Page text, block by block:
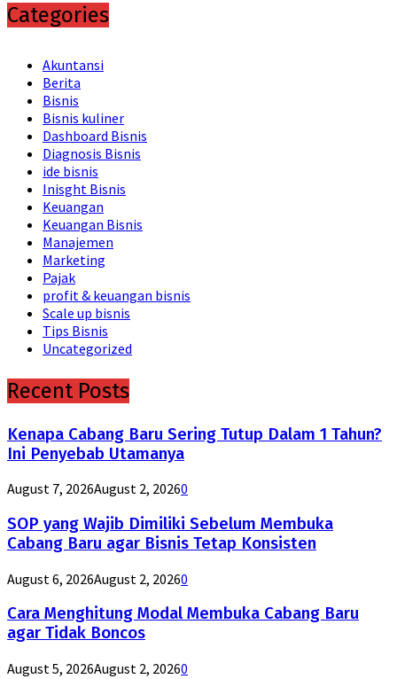
Categories
Akuntansi
Berita
Bisnis
Bisnis kuliner
Dashboard Bisnis
Diagnosis Bisnis
ide bisnis
Inisght Bisnis
Keuangan
Keuangan Bisnis
Manajemen
Marketing
Pajak
profit & keuangan bisnis
Scale up bisnis
Tips Bisnis
Uncategorized
Recent Posts
Kenapa Cabang Baru Sering Tutup Dalam 1 Tahun?
Ini Penyebab Utamanya
August 7, 2026August 2, 20260
SOP yang Wajib Dimiliki Sebelum Membuka
Cabang Baru agar Bisnis Tetap Konsisten
August 6, 2026August 2, 20260
Cara Menghitung Modal Membuka Cabang Baru
agar Tidak Boncos
August 5, 2026August 2, 20260